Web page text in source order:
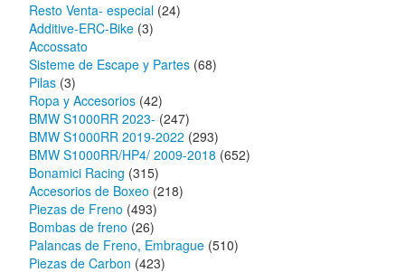
Resto Venta- especial (24)
Additive-ERC-Bike (3)
Accossato
Sisteme de Escape y Partes (68)
Pilas (3)
Ropa y Accesorios (42)
BMW S1000RR 2023- (247)
BMW S1000RR 2019-2022 (293)
BMW S1000RR/HP4/ 2009-2018 (652)
Bonamici Racing (315)
Accesorios de Boxeo (218)
Piezas de Freno (493)
Bombas de freno (26)
Palancas de Freno, Embrague (510)
Piezas de Carbon (423)